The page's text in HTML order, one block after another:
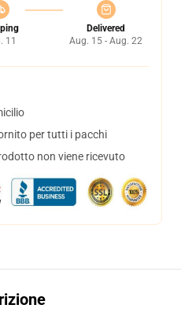
11
Delivered
Aug. 15 - Aug. 22
per tutti i pacchi
non viene ricevuto